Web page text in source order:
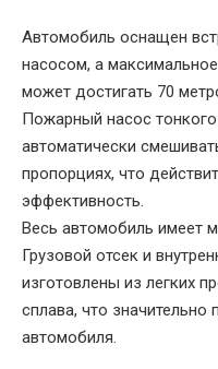
Автомобиль оснащен
насосом, а
может достигать 70
Пожарный насос
автоматически
пропорциях, что
эффективность.
Весь автомобиль имеет
Грузовой отсек и
изготовлены из легких
сплава, что
автомобиля.